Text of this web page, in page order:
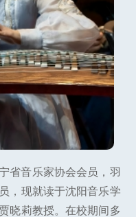
省音乐家协会会员，羽
，现就读于沈阳音乐学
晓莉教授。在校期间多